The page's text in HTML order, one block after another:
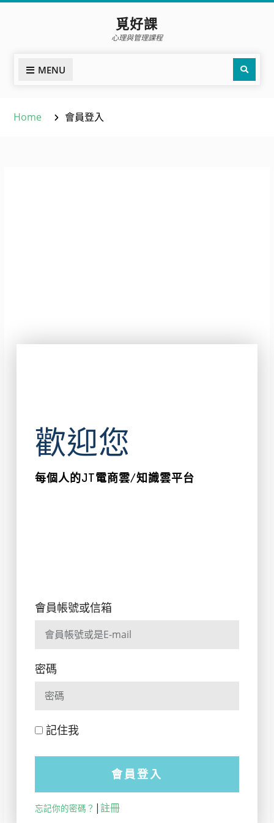
覓好課
心理與管理課程
MENU
Home 會員登入
歡迎您
每個人的JT電商雲/知識雲平台
會員帳號或信箱
密碼
記住我
會員登入
忘記你的密碼？ |註冊